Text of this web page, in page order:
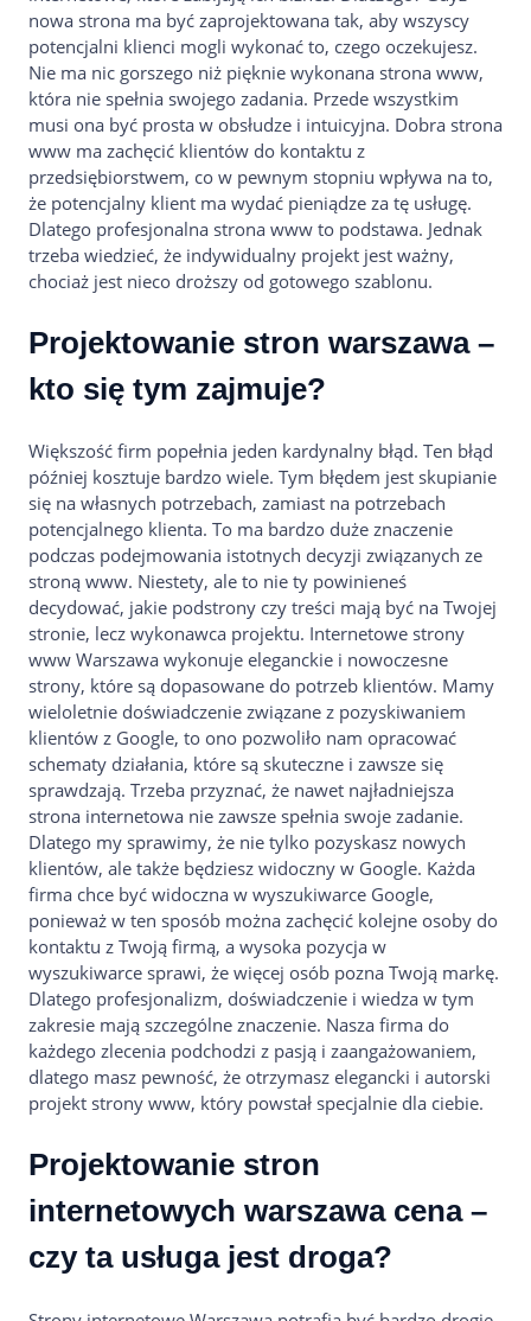
nowa strona ma być zaprojektowana tak, aby wszyscy
potencjalni klienci mogli wykonać to, czego oczekujesz.
Nie ma nic gorszego niż pięknie wykonana strona www,
która nie spełnia swojego zadania. Przede wszystkim
musi ona być prosta w obsłudze i intuicyjna. Dobra strona
www ma zachęcić klientów do kontaktu z
przedsiębiorstwem, co w pewnym stopniu wpływa na to,
że potencjalny klient ma wydać pieniądze za tę usługę.
Dlatego profesjonalna strona www to podstawa. Jednak
trzeba wiedzieć, że indywidualny projekt jest ważny,
chociaż jest nieco droższy od gotowego szablonu.
Projektowanie stron warszawa –
kto się tym zajmuje?
Większość firm popełnia jeden kardynalny błąd. Ten błąd
później kosztuje bardzo wiele. Tym błędem jest skupianie
się na własnych potrzebach, zamiast na potrzebach
potencjalnego klienta. To ma bardzo duże znaczenie
podczas podejmowania istotnych decyzji związanych ze
stroną www. Niestety, ale to nie ty powinieneś
decydować, jakie podstrony czy treści mają być na Twojej
stronie, lecz wykonawca projektu. Internetowe strony
www Warszawa wykonuje eleganckie i nowoczesne
strony, które są dopasowane do potrzeb klientów. Mamy
wieloletnie doświadczenie związane z pozyskiwaniem
klientów z Google, to ono pozwoliło nam opracować
schematy działania, które są skuteczne i zawsze się
sprawdzają. Trzeba przyznać, że nawet najładniejsza
strona internetowa nie zawsze spełnia swoje zadanie.
Dlatego my sprawimy, że nie tylko pozyskasz nowych
klientów, ale także będziesz widoczny w Google. Każda
firma chce być widoczna w wyszukiwarce Google,
ponieważ w ten sposób można zachęcić kolejne osoby do
kontaktu z Twoją firmą, a wysoka pozycja w
wyszukiwarce sprawi, że więcej osób pozna Twoją markę.
Dlatego profesjonalizm, doświadczenie i wiedza w tym
zakresie mają szczególne znaczenie. Nasza firma do
każdego zlecenia podchodzi z pasją i zaangażowaniem,
dlatego masz pewność, że otrzymasz elegancki i autorski
projekt strony www, który powstał specjalnie dla ciebie.
Projektowanie stron
internetowych warszawa cena –
czy ta usługa jest droga?